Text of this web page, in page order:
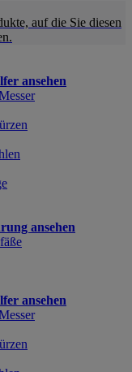
auf die Sie diesen
ansehen
ansehen
ansehen